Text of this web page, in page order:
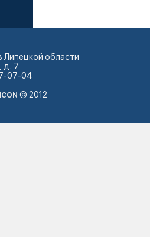
области
д. 7
07-04
© 2012